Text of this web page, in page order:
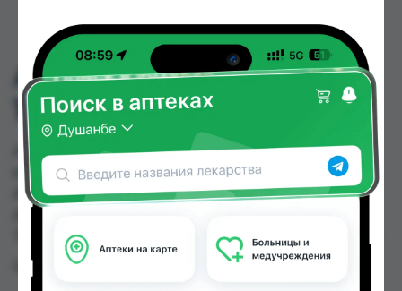
АРГУМЕЛ ШАМПУНЬ
100МЛ. К.
АРГУМЕЛ ШАМПУНЬ 100МЛ. К. можно купить
или заказать в аптеках, Саховати Истаравшан,
Абубакри Карим, Авита, Авиценна, АЗИЗ ВАКО ,
TJS в Душанбе и других городах Таджикистана
Цена: от53.00 TJS